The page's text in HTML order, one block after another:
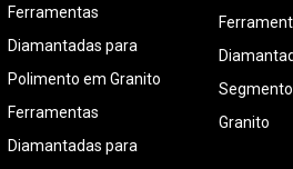
Ferramentas
Diamantadas para
Polimento em Granito
Ferramentas
Diamantadas para
Granito